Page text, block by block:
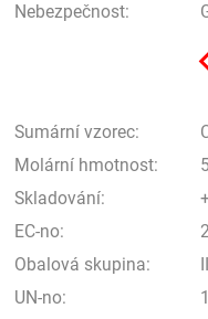
Nebezpečnost:
Sumární vzorec:
Molární hmotnost:
Skladování:
EC-no:
Obalová skupina:
II
UN-no: